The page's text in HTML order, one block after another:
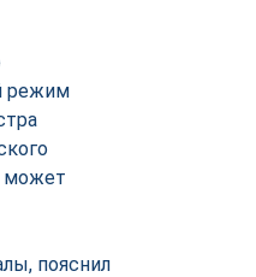
режим
может
пояснил